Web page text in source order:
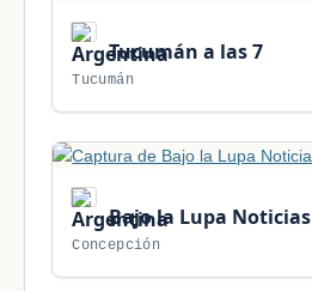
Tucumán a las 7
Tucumán
Bajo la Lupa Noticias
Concepción